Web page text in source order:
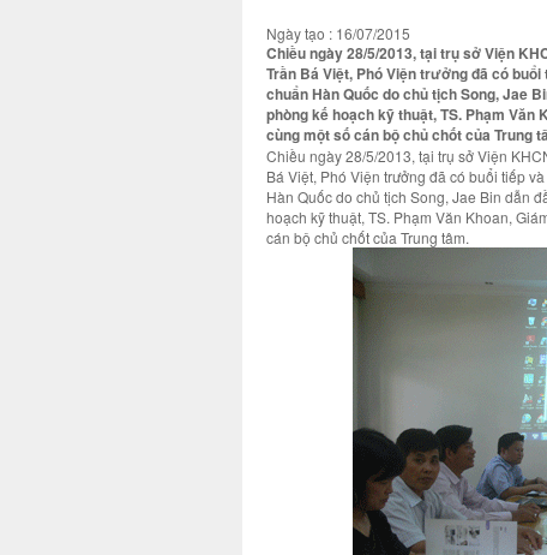
Ngày tạo : 16/07/2015
Chiều ngày 28/5/2013, tại trụ sở Viện
Trần Bá Việt, Phó Viện trưởng đã có
chuẩn Hàn Quốc do chủ tịch Song, Jae
phòng kế hoạch kỹ thuật, TS. Phạm
cùng một số cán bộ chủ chốt của Trung
Chiều ngày 28/5/2013, tại trụ sở Viện
Bá Việt, Phó Viện trưởng đã có buổi tiếp
Hàn Quốc do chủ tịch Song, Jae Bin dẫn
hoạch kỹ thuật, TS. Phạm Văn Khoan,
cán bộ chủ chốt của Trung tâm.